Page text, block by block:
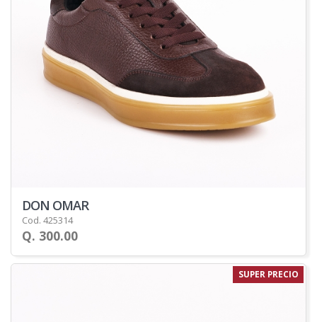
DON OMAR
Cod. 425314
Q. 300.00
SUPER PRECIO